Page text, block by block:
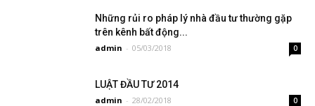
Những rủi ro pháp lý nhà đầu tư thường gặp
trên kênh bất động...
admin - 05/03/2018 0
LUẬT ĐẦU TƯ 2014
admin - 28/02/2018 0